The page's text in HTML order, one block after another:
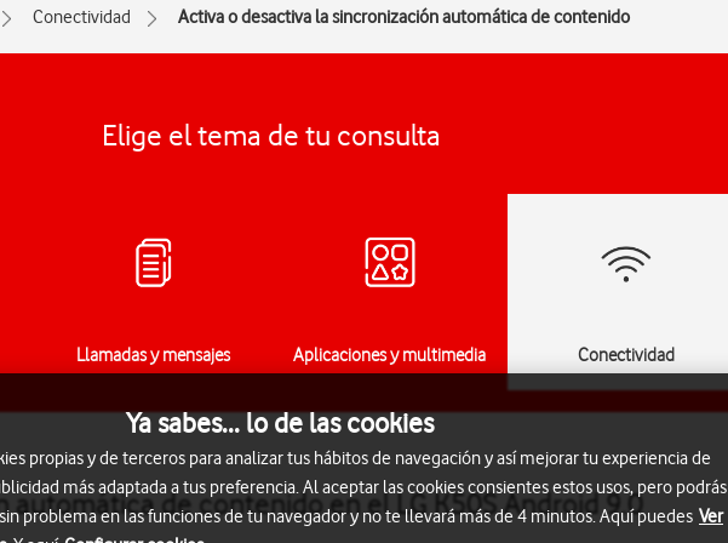
Conectividad Activa o desactiva la sincronización automática de contenido
Elige el tema de tu consulta
Llamadas y mensajes Aplicaciones y multimedia Conectividad
de contenido en el LG K50S Android 9.0
Ya sabes... lo de las cookies
propias y de terceros para analizar tus hábitos de navegación y así mejorar tu experiencia de
más adaptada a tus preferencia. Al aceptar las cookies consientes estos usos, pero podrás
problema en las funciones de tu navegador y no te llevará más de 4 minutos. Aquí puedes Ver